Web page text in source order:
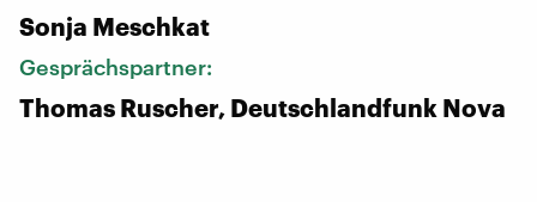
Sonja Meschkat
Gesprächspartner:
Thomas Ruscher, Deutschlandfunk Nova